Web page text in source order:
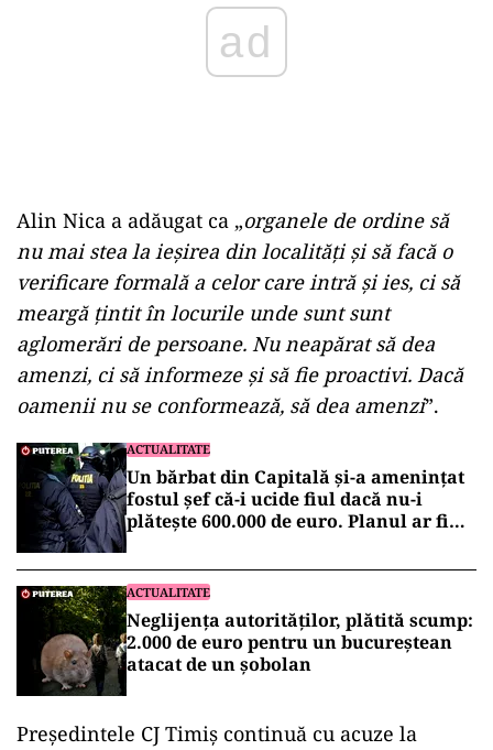
Alin Nica a adăugat ca „organele de ordine să
nu mai stea la ieșirea din localități și să facă o
verificare formală a celor care intră și ies, ci să
meargă țintit în locurile unde sunt sunt
aglomerări de persoane. Nu neapărat să dea
amenzi, ci să informeze și să fie proactivi. Dacă
oamenii nu se conformează, să dea amenzi”.
ACTUALITATE
Un bărbat din Capitală și-a amenințat
fostul șef că-i ucide fiul dacă nu-i
plătește 600.000 de euro. Planul ar fi
ACTUALITATE
Neglijența autorităților, plătită scump:
2.000 de euro pentru un bucureștean
atacat de un șobolan
Președintele CJ Timiș continuă cu acuze la